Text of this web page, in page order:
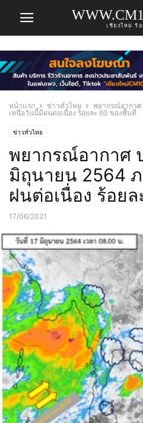
เชียงใหม่ ร้
หน้าแรก ข่าวทั่วไทย
พยากรณ์อากาศ
เหนือวันนี้มีฝนต่อเนื่อง ร้อยละ 60 ของพื้นที่
ข่าวทั่วไทย
พยากรณ์อากาศ
มิถุนายน 2564
ฝนต่อเนื่อง ร้อย
17/06/2021